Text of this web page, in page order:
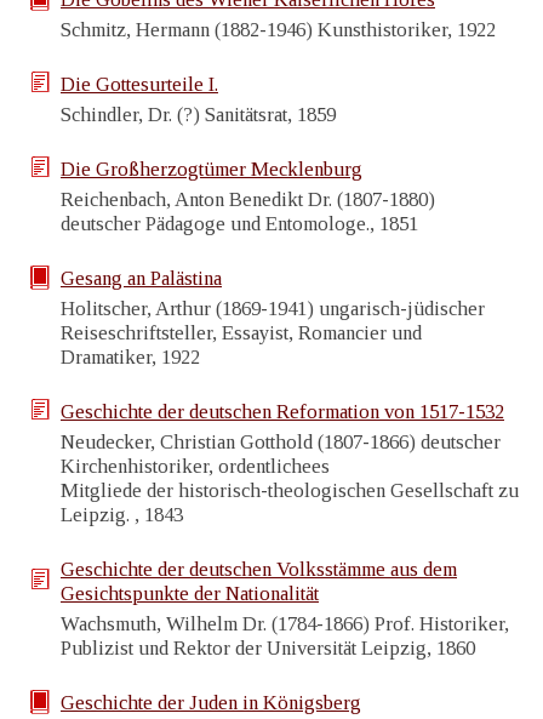
Schmitz, Hermann (1882-1946) Kunsthistoriker, 1922
Die Gottesurteile I.
Schindler, Dr. (?) Sanitätsrat, 1859
Die Großherzogtümer Mecklenburg
Reichenbach, Anton Benedikt Dr. (1807-1880)
deutscher Pädagoge und Entomologe., 1851
Gesang an Palästina
Holitscher, Arthur (1869-1941) ungarisch-jüdischer
Reiseschriftsteller, Essayist, Romancier und
Dramatiker, 1922
Geschichte der deutschen Reformation von 1517-1532
Neudecker, Christian Gotthold (1807-1866) deutscher
Kirchenhistoriker, ordentlichees
Mitgliede der historisch-theologischen Gesellschaft zu
Leipzig. , 1843
Geschichte der deutschen Volksstämme aus dem
Gesichtspunkte der Nationalität
Wachsmuth, Wilhelm Dr. (1784-1866) Prof. Historiker,
Publizist und Rektor der Universität Leipzig, 1860
Geschichte der Juden in Königsberg